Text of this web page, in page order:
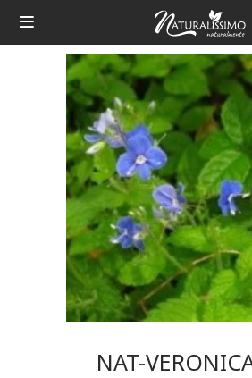

NAT-